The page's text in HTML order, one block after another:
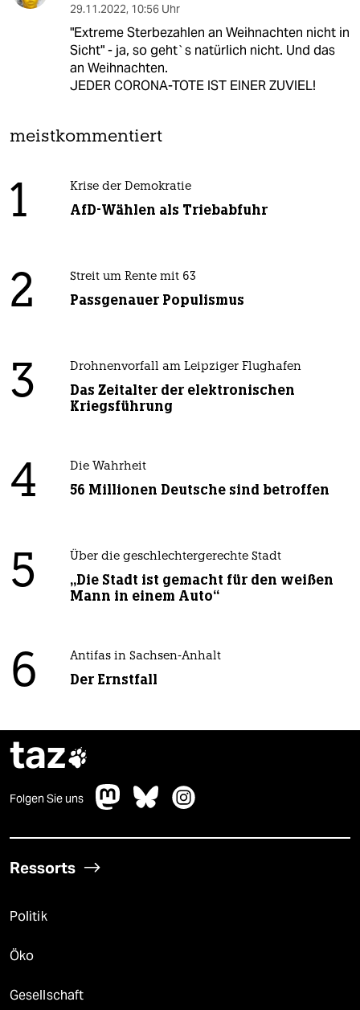
29.11.2022, 10:56 Uhr
"Extreme Sterbezahlen an Weihnachten nicht in
Sicht" - ja, so geht`s natürlich nicht. Und das
an Weihnachten.
JEDER CORONA-TOTE IST EINER ZUVIEL!
meistkommentiert
1 Krise der Demokratie
AfD-Wählen als Triebabfuhr
2 Streit um Rente mit 63
Passgenauer Populismus
3 Drohnenvorfall am Leipziger Flughafen
Das Zeitalter der elektronischen
Kriegsführung
4 Die Wahrheit
56 Millionen Deutsche sind betroffen
5 Über die geschlechtergerechte Stadt
„Die Stadt ist gemacht für den weißen
Mann in einem Auto“
6 Antifas in Sachsen-Anhalt
Der Ernstfall
taz
Folgen Sie uns
Ressorts
Politik
Öko
Gesellschaft